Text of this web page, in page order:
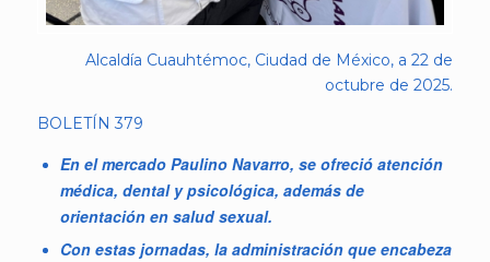
Alcaldía Cuauhtémoc, Ciudad de México, a 22 de
octubre de 2025.
BOLETÍN 379
En el mercado Paulino Navarro, se ofreció atención
médica, dental y psicológica, además de
orientación en salud sexual.
Con estas jornadas, la administración que encabeza